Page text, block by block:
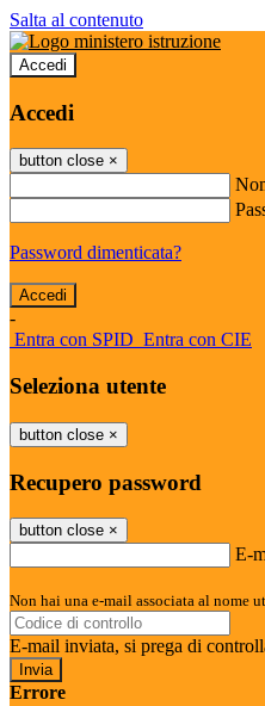
Salta al contenuto
Accedi
Accedi
button close ×
Password dimenticata?
-
Entra con SPID Entra con CIE
Seleziona utente
button close ×
Recupero password
button close ×
E-
Non hai una e-mail associata al nome
E-mail inviata, si prega di
Errore